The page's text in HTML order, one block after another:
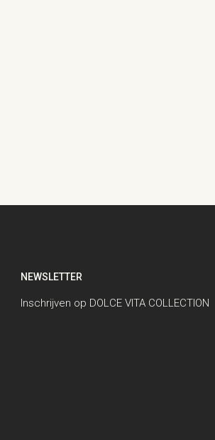
NEWSLETTER
Inschrijven op DOLCE VITA COLLECTION